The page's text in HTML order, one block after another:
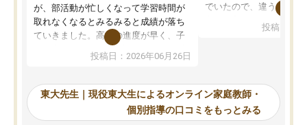
が、部活動が忙しくなって学習時間が
取れなくなるとみるみると成績が落ち
ていきました。高校の進度が早く、子
供も家に帰って勉強の話すると嫌な反
応を示します。東大先生にお願いして
れるので、親としても安心です。毎日
使える自習室とかもあり、わからない
ところがあれば先生が回答してくれる
投稿日：2026年06月26日
でいたので、違うアプロ
で、当初は模試でD判定
自習室が毎日使えていつ
るのが心強かったよう
謝です。
投稿日：
東大先生｜現役東大生によるオンライン家庭教師・
個別指導の口コミをもっとみる